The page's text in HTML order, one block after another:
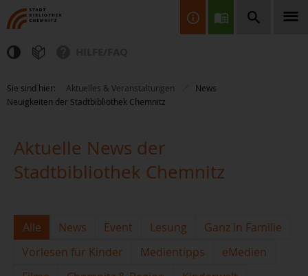
Finden Sie Informationen, Bücher, CDs & DVDs, Spiele, BluRays,
Zeitschriften und vieles mehr...
Sie sind hier: Aktuelles & Veranstaltungen
News
Neuigkeiten der Stadtbibliothek Chemnitz
Aktuelle News der
Stadtbibliothek Chemnitz
Alle News Event Lesung
Ganz in Familie
Vorlesen für Kinder
Medientipps
eMedien